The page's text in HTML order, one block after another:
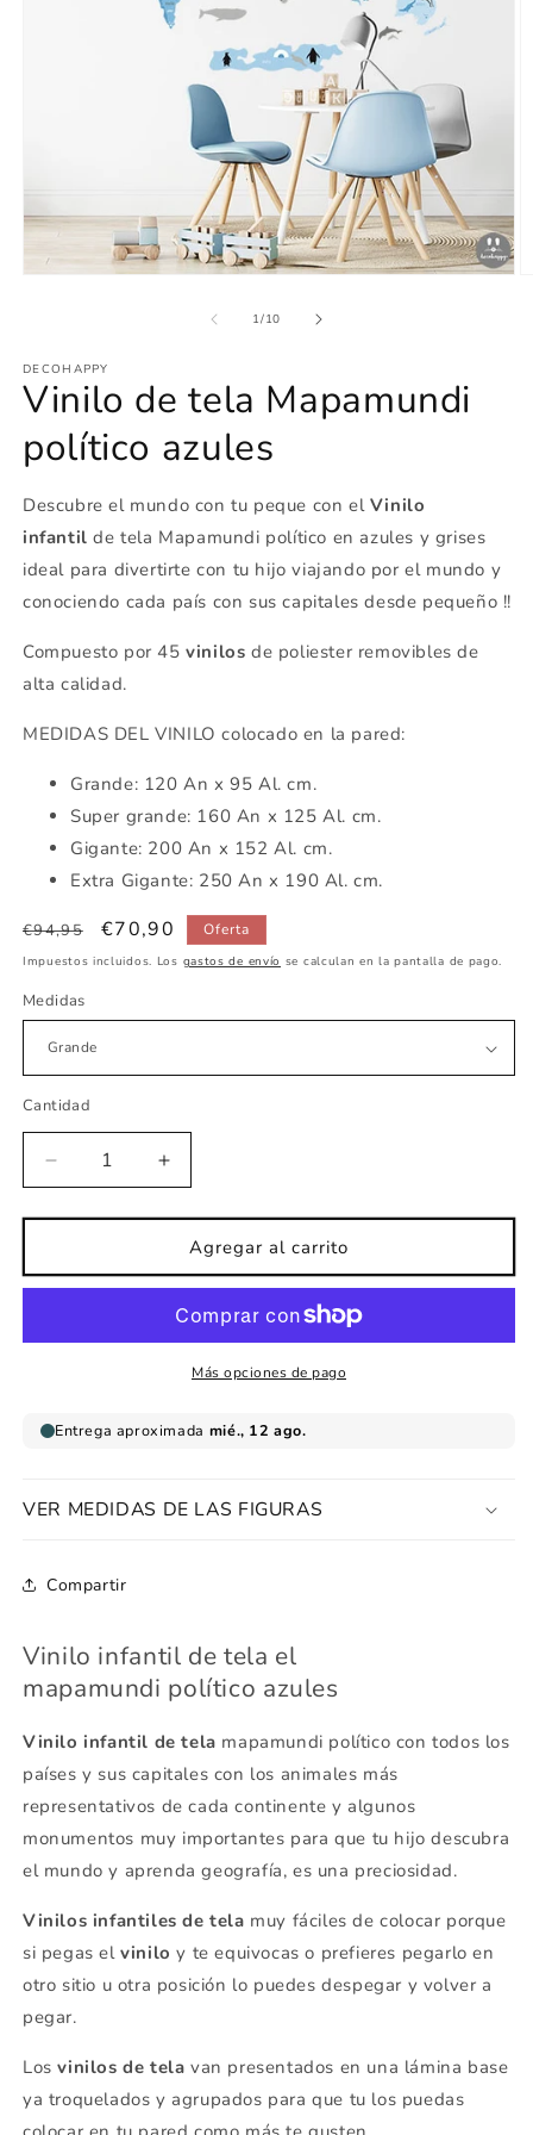
una
ventana
modal
1/de
10
DECOHAPPY
Vinilo de tela Mapamundi
político azules
Descubre el mundo con tu peque con elVinilo
infantil de tela Mapamundi político en azules y grises
ideal para divertirte con tu hijo viajando por el mundo y
conociendo cada país con sus capitales desde pequeño !!
Compuesto por 45vinilos de poliester removibles de
alta calidad.
MEDIDAS DEL VINILO colocado en la pared:
Grande: 120 An x 95 Al. cm.
Super grande: 160 An x 125 Al. cm.
Gigante: 200 An x 152 Al. cm.
Extra Gigante: 250 An x 190 Al. cm.
Precio
habitual
€94,95
Precio
de
€70,90 Oferta
Impuestos incluidos. Los gastos de envío se calculan en la pantalla de pago.
Medidas
Cantidad
Reducir
cantidad
para
de
tela
político
Aumentar
cantidad
para
Vinilo
de
tela
Mapamundi
político
azules
Agregar al carrito
Más opciones de pago
VER MEDIDAS DE LAS FIGURAS
Compartir
Vinilo infantil de tela el
mapamundi político azules
Vinilo infantil de tela mapamundi político con todos los
países y sus capitales con los animales más
representativos de cada continente y algunos
monumentos muy importantes para que tu hijo descubra
el mundo y aprenda geografía, es una preciosidad.
Vinilos infantiles de tela muy fáciles de colocar porque
si pegas elvinilo y te equivocas o prefieres pegarlo en
otro sitio u otra posición lo puedes despegar y volver a
pegar.
Losvinilos de tela van presentados en una lámina base
ya troquelados y agrupados para que tu los puedas